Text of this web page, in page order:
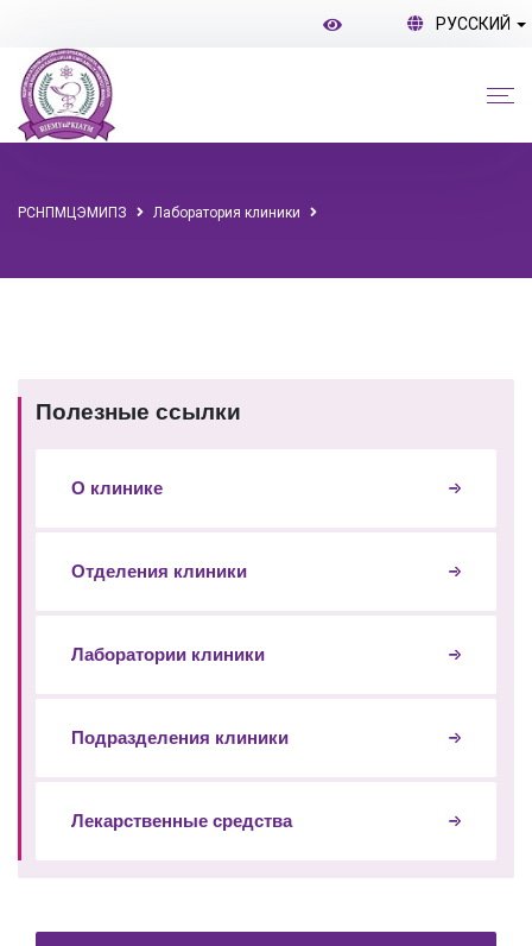
РУССКИЙ
РСНПМЦЭМИПЗ Лаборатория клиники
Полезные ссылки
О клинике
Отделения клиники
Лаборатории клиники
Подразделения клиники
Лекарственные средства